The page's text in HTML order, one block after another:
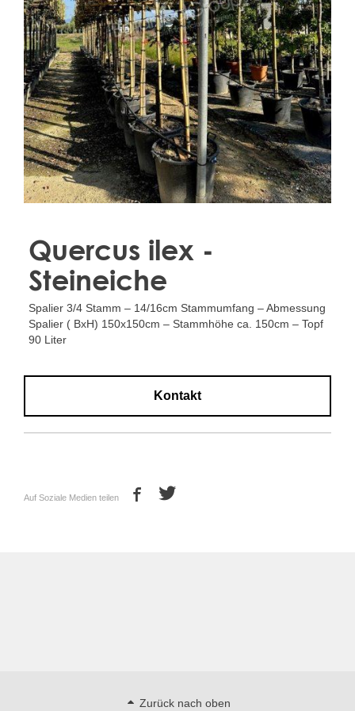
Treesafe
VORSTBESCHERMINGVOORBOMEN.NL
WINTERSCHUTZFUERBAEUME.DE
FROSTPROTECTIONFORTREES.CO.UK
Terracotta
TERRACOTTA.NL
TERRACOTTA.BE
TERRAKOTTA.DE
Quercus ilex -
Steineiche
Spalier 3/4 Stamm – 14/16cm Stammumfang – Abmessung
Spalier ( BxH) 150x150cm – Stammhöhe ca. 150cm – Topf
90 Liter
Kontakt
Auf Soziale Medien teilen
Zurück nach oben